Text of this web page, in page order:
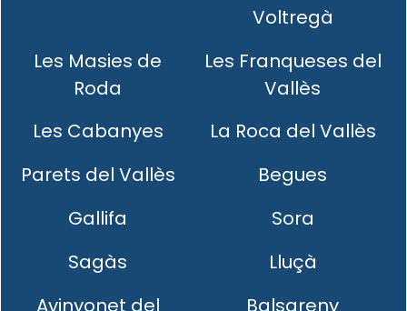
Voltregà
Les Masies de
Roda
Les Franqueses del
Vallès
Les Cabanyes
La Roca del Vallès
Parets del Vallès
Begues
Gallifa
Sora
Sagàs
Lluçà
Avinyonet del
Balsareny